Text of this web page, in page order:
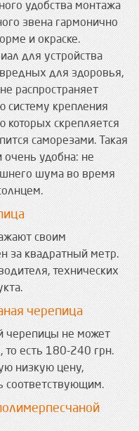
удобства монтажа
звена гармонично
и окраске.
для устройства
для здоровья,
распространяет
систему крепления
скрепляется
саморезами. Такая
очень удобна: не
шума во время
своим
за квадратный метр.
технических
черепица
черепицы не может
то есть 180-240 грн.
низкую цену,
соответствующим.